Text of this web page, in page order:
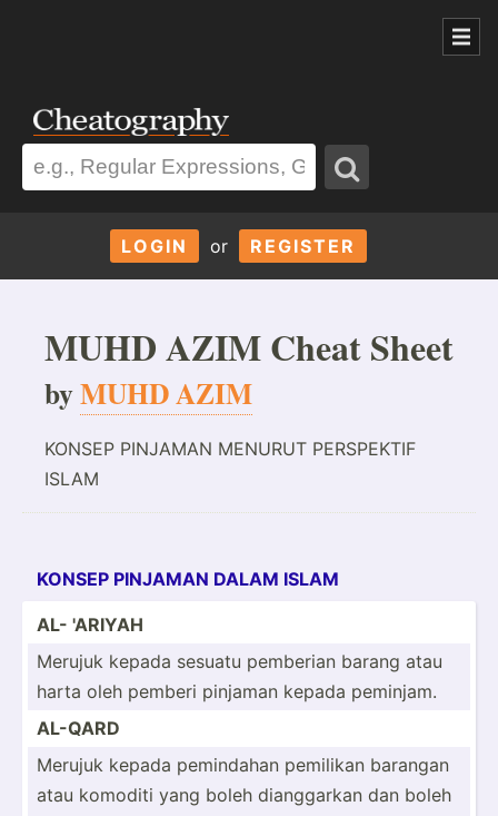
LOGIN or REGISTER
MUHD AZIM Cheat Sheet
byMUHD AZIM
KONSEP PINJAMAN MENURUT PERSPEKTIF
ISLAM
KONSEP PINJAMAN DALAM ISLAM
AL- 'ARIYAH
Merujuk kepada sesuatu pemberian barang atau
harta oleh pemberi pinjaman kepada peminjam.
AL-QARD
Merujuk kepada pemindahan pemilikan barangan
atau komoditi yang boleh diangg­arkan dan boleh